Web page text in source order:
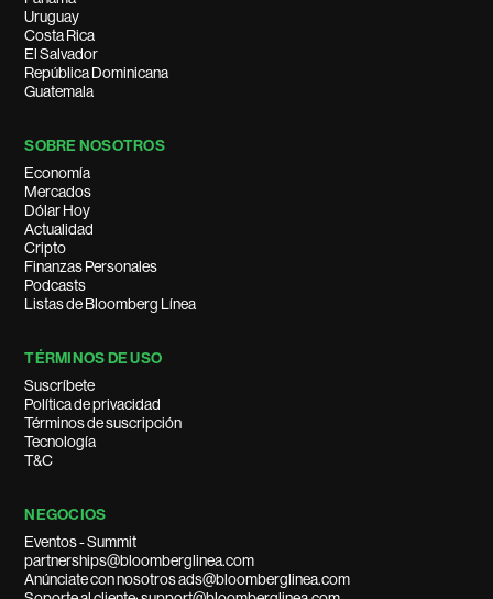
Uruguay
Costa Rica
El Salvador
República Dominicana
Guatemala
SOBRE NOSOTROS
Economía
Mercados
Dólar Hoy
Actualidad
Cripto
Finanzas Personales
Podcasts
Listas de Bloomberg Línea
TÉRMINOS DE USO
Suscríbete
Política de privacidad
Términos de suscripción
Tecnología
T&C
NEGOCIOS
Eventos - Summit
partnerships@bloomberglinea.com
Anúnciate con nosotros ads@bloomberglinea.com